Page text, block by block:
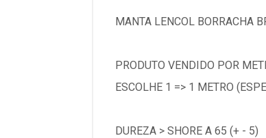
MANTA LENCOL BORRACHA
PRODUTO VENDIDO POR
ESCOLHE 1 => 1 METRO
DUREZA > SHORE A 65 (+ - 5)